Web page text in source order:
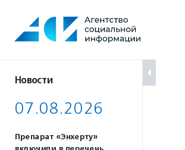
содержанию
Новости
07.08.2026
Препарат «Энхерту»